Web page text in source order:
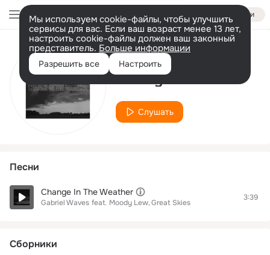
Войти
Мы используем cookie-файлы, чтобы улучшить
сервисы для вас. Если ваш возраст менее 13 лет,
настроить cookie-файлы должен ваш законный
представитель. Больше информации
Разрешить все Настроить
Исполнитель
Moody Lew
Слушать
Песни
Change In The Weather
Gabriel Waves feat. Moody Lew Great Skies
3:39
Сборники